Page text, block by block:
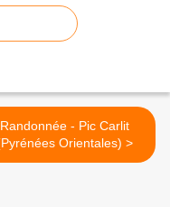
Randonnée - Pic Carlit
(Pyrénées Orientales) >